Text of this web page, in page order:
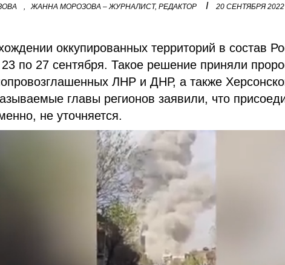
, ЖАННА МОРОЗОВА – ЖУРНАЛИСТ, РЕДАКТОР I 20 СЕНТЯБРЯ 2022
оккупированных территорий в состав
по 27 сентября. Такое решение приняли
ЛНР и ДНР, а также
главы регионов заявили, что
не уточняется.